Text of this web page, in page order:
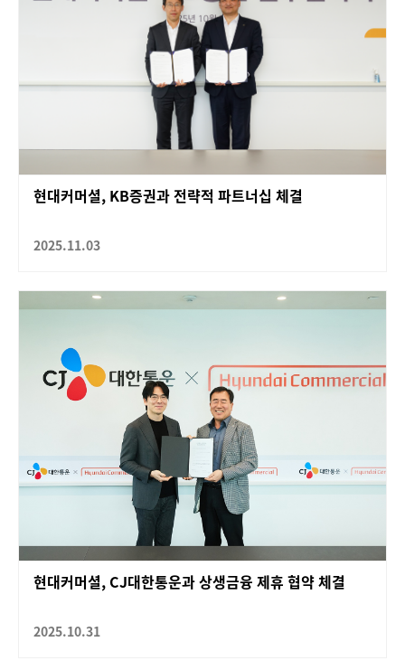
현대커머셜, KB증권과 전략적 파트너십 체결
2025.11.03
현대커머셜, CJ대한통운과 상생금융 제휴 협약 체결
2025.10.31